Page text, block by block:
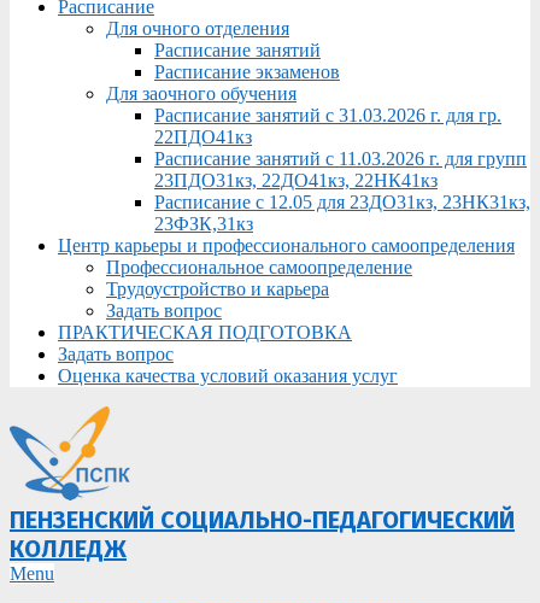
Расписание
Для очного отделения
Расписание занятий
Расписание экзаменов
Для заочного обучения
Расписание занятий с 31.03.2026 г. для гр.
22ПДО41кз
Расписание занятий с 11.03.2026 г. для групп
23ПДО31кз, 22ДО41кз, 22НК41кз
Расписание с 12.05 для 23ДО31кз, 23НК31кз,
23ФЗК,31кз
Центр карьеры и профессионального самоопределения
Профессиональное самоопределение
Трудоустройство и карьера
Задать вопрос
ПРАКТИЧЕСКАЯ ПОДГОТОВКА
Задать вопрос
Оценка качества условий оказания услуг
ПЕНЗЕНСКИЙ СОЦИАЛЬНО-ПЕДАГОГИЧЕСКИЙ
КОЛЛЕДЖ
Primary
Menu